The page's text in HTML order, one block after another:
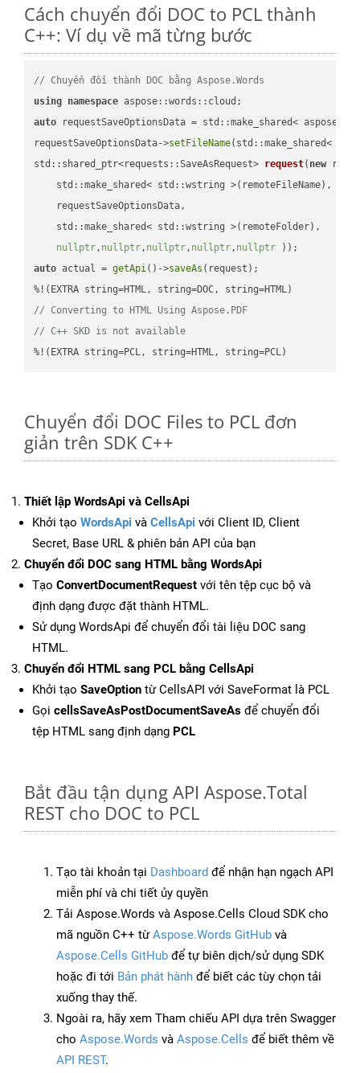
Cách chuyển đổi DOC to PCL thành
C++: Ví dụ về mã từng bước
// Chuyển đổi thành DOC bằng Aspose.Words
using namespace
auto requestSaveOptionsData = std::make_shared<
requestSaveOptionsData->setFileName(std::make_shared<
std::shared_ptr<requests::SaveAsRequest> request( new
    std::make_shared< std::wstring >(remoteFileName),
    requestSaveOptionsData,
    std::make_shared< std::wstring >(remoteFolder),
nullptr, nullptr, nullptr, nullptr, nullptr ))
auto actual = getApi()->saveAs (request);
// Converting to HTML Using Aspose.PDF
// C++ SKD is not available
%!(EXTRA string=PCL, string=HTML, string=PCL)
Chuyển đổi DOC Files to PCL đơn
giản trên SDK C++
Thiết lập WordsApi và CellsApi
Khởi tạo WordsApi và CellsApi với Client ID, Client
Secret, Base URL & phiên bản API của bạn
Chuyển đổi DOC sang HTML bằng WordsApi
Tạo ConvertDocumentRequest với tên tệp cục bộ và
định dạng được đặt thành HTML.
Sử dụng WordsApi để chuyển đổi tài liệu DOC sang
HTML.
Chuyển đổi HTML sang PCL bằng CellsApi
Khởi tạo SaveOption từ CellsAPI với SaveFormat là PCL
Gọi cellsSaveAsPostDocumentSaveAs để chuyển đổi
tệp HTML sang định dạng PCL
Bắt đầu tận dụng API Aspose.Total
REST cho DOC to PCL
Tạo tài khoản tại Dashboard để nhận hạn ngạch API
miễn phí và chi tiết ủy quyền
Tải Aspose.Words và Aspose.Cells Cloud SDK cho
mã nguồn C++ từAspose.Words GitHub và
Aspose.Cells GitHub để tự biên dịch/sử dụng SDK
hoặc đi tới Bản phát hành để biết các tùy chọn tải
xuống thay thế.
Ngoài ra, hãy xem Tham chiếu API dựa trên Swagger
cho Aspose.Words và Aspose.Cells để biết thêm về
API REST.